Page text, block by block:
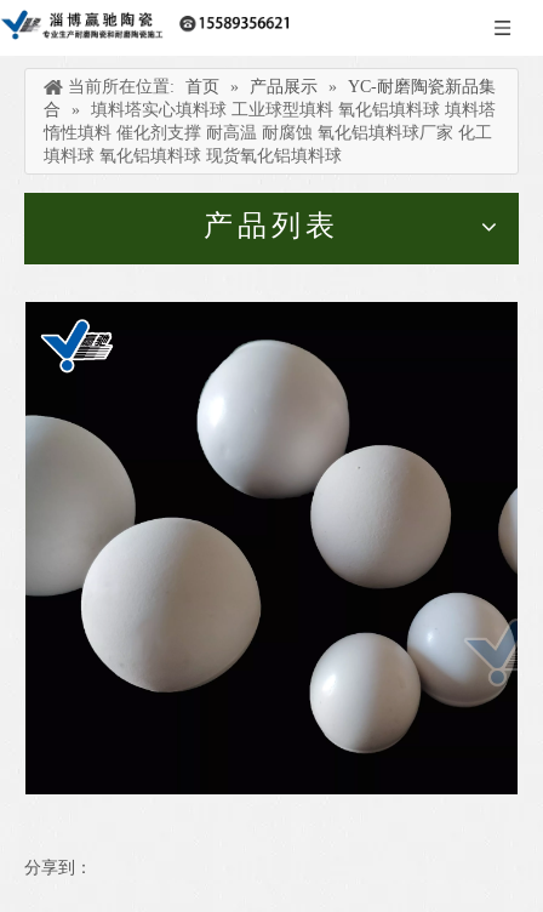
当前所在位置: 首页 » 产品展示 »
YC-耐磨陶瓷新品集
合
»
填料塔实心填料球 工业球型填料 氧化铝填料球 填料塔
惰性填料 催化剂支撑 耐高温 耐腐蚀 氧化铝填料球厂家 化工
填料球 氧化铝填料球 现货氧化铝填料球
产品列表
分享到：